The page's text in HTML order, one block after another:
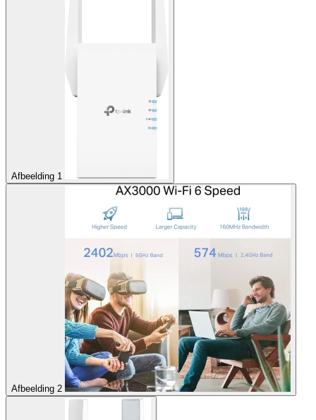
Afbeelding 1
Afbeelding 2